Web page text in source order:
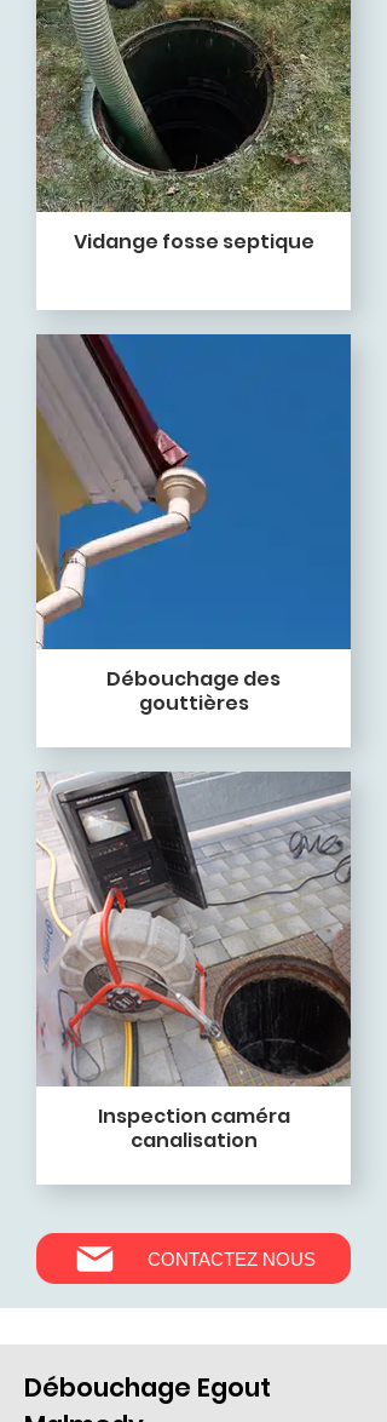
Vidange fosse septique
Débouchage des
gouttières
Inspection caméra
canalisation
CONTACTEZ NOUS
Débouchage Egout